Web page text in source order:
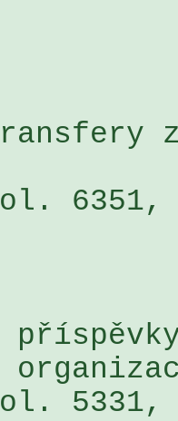
6351,
5331,